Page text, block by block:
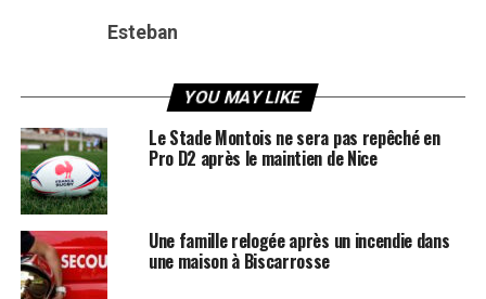
Esteban
YOU MAY LIKE
Le Stade Montois ne sera pas repêché en
Pro D2 après le maintien de Nice
Une famille relogée après un incendie dans
une maison à Biscarrosse